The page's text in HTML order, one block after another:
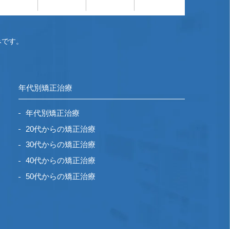
す。
年代別矯正治療
年代別矯正治療
20代からの矯正治療
30代からの矯正治療
40代からの矯正治療
50代からの矯正治療